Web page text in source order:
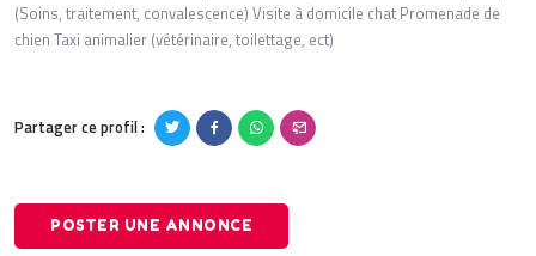
(Soins, traitement, convalescence) Visite à domicile chat Promenade de
chien Taxi animalier (vétérinaire, toilettage, ect)
Partager ce profil :
POSTER UNE ANNONCE